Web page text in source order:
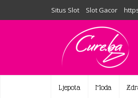
Situs Slot Slot Gacor
Ljepota Moda